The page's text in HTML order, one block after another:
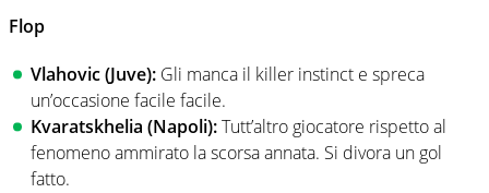
Flop
Vlahovic (Juve): Gli manca il killer instinct e spreca
un’occasione facile facile.
Kvaratskhelia (Napoli):Tutt’altro giocatore rispetto al
fenomeno ammirato la scorsa annata. Si divora un gol
fatto.